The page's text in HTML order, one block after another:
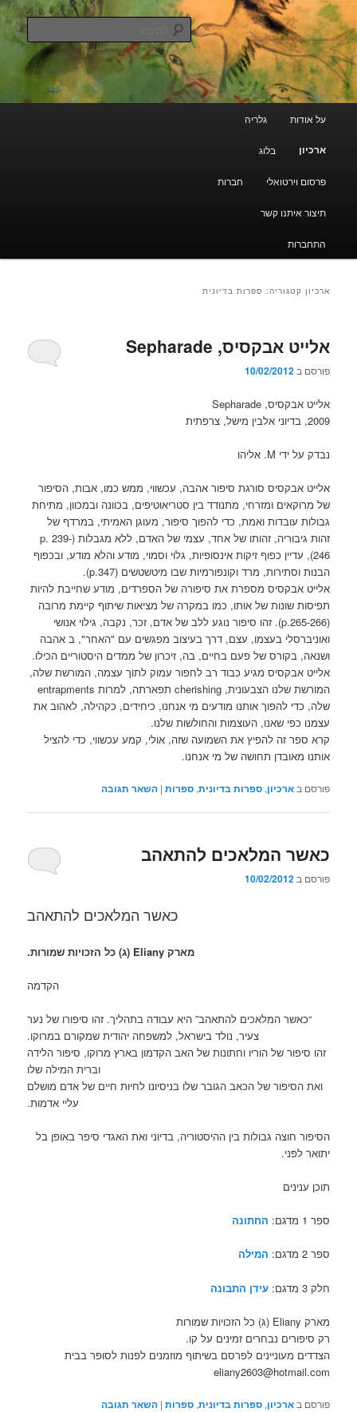
עבור
לתוכן
הראשי
מעבר
לתוכן
משני
ארכיון מרוקאי יהודי
גלריה קוד פתוח
לחפש
על אודות גלריה
ארכיון בלוג
פרסום וירטואלי חברות
תיצור איתנו קשר
התחברות
ארכיון קטגוריה: ספרות בדיונית
אלייט אבקסיס, Sepharade
פורסם ב10/02/2012
אלייט אבקסיס, Sepharade
2009, בדיוני אלבין מישל, צרפתית
נבדק על ידי M. אליהו
אלייט אבקסיס סורגת סיפור אהבה, עכשווי, ממש כמו, אבות, הסיפור
של מרוקאים ומזרחי, מתנודד בין סטריאוטיפים, בכוונה ובמכוון, מתיחת
גבולות עובדות ואמת, כדי להפוך סיפור, מעוגן האמיתי, במרדף של
זהות גיבוריה, זהותו של אחד, עצמי של האדם, ללא מגבלות (p. 239-
246), עדיין כפוף זיקות אינסופיות, גלוי וסמוי, מודע והלא מודע, ובכפוף
הבנות וסתירות, מרד וקונפורמיות שבו מיטשטשים (p.347).
אלייט אבקסיס מספרת את סיפורה של הספרדים, מודע שחייבת להיות
תפיסות שונות של אותו, כמו במקרה של מציאות שיתוף קיימת מרובה
(p.265-266). זהו סיפור נוגע ללב של אדם, זכר, נקבה, גילוי אנושי
ואוניברסלי בעצמו, עצם, דרך בעיצוב מפגשים עם "האחר", ב אהבה
ושנאה, בקורס של פעם בחיים, בה, זיכרון של ממדים היסטוריים הכילו.
אלייט אבקסיס מגיע כבוד רב לחפור עמוק לתוך עצמה, המורשת שלה,
המורשת שלנו הצבעונית, cherishing תפארתה, למרות entrapments
שלה, כדי להפוך אותנו מודעים מי אנחנו, כיחידים, כקהילה, לאהוב את
עצמנו כפי שאנו, העוצמות והחולשות שלנו.
קרא ספר זה להפיץ את השמועה שזה, אולי, קמע עכשווי, כדי להציל
אותנו מאובדן תחושה של מי אנחנו.
פורסם בארכיון,ספרות בדיונית,ספרות |השאר תגובה
כאשר המלאכים להתאהב
פורסם ב10/02/2012
כאשר המלאכים להתאהב
מארק Eliany (ג) כל הזכויות שמורות.
הקדמה
“כאשר המלאכים להתאהב” היא עבודה בתהליך. זהו סיפורו של נער
צעיר, נולד בישראל, למשפחה יהודית שמקורם במרוקו.
זהו סיפור של הוריו וחתונות של האב הקדמון בארץ מרוקו, סיפור הלידה
וברית המילה שלו
ואת הסיפור של הכאב הגובר שלו בניסיונו לחיות חיים של אדם מושלם
עליי אדמות.
הסיפור חוצה גבולות בין ההיסטוריה, בדיוני ואת האגדי סיפר באופן בל
יתואר לפני.
תוכן ענינים
ספר 1 מדגם: החתונה
ספר 2 מדגם: המילה
חלק 3 מדגם: עידן התבונה
מארק Eliany (ג) כל הזכויות שמורות
רק סיפורים נבחרים זמינים על קו.
הצדדים מעוניינים לפרסם בשיתוף מוזמנים לפנות לסופר בבית
eliany2603@hotmail.com
פורסם בארכיון,ספרות בדיונית,ספרות |השאר תגובה